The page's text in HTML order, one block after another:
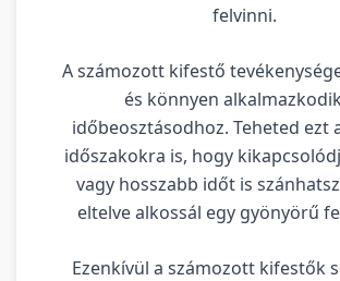
felvinni.
A számozott kifestő
és könnyen
időbeosztásodhoz. Teheted ezt
időszakokra is, hogy
vagy hosszabb időt is
eltelve alkossál egy gyönyörű
Ezenkívül a számozott kifestők